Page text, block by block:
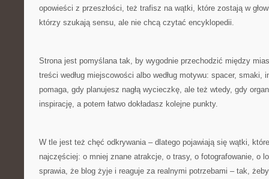
opowieści z przeszłości, też trafisz na wątki, które zostają w
którzy szukają sensu, ale nie chcą czytać encyklopedii.
Strona jest pomyślana tak, by wygodnie przechodzić między
treści według miejscowości albo według motywu: spacer, smaki,
pomaga, gdy planujesz nagłą wycieczkę, ale też wtedy, gdy
inspirację, a potem łatwo dokładasz kolejne punkty.
W tle jest też chęć odkrywania – dlatego pojawiają się wątki,
najczęściej: o mniej znane atrakcje, o trasy, o fotografowanie, o
sprawia, że blog żyje i reaguje za realnymi potrzebami – tak,